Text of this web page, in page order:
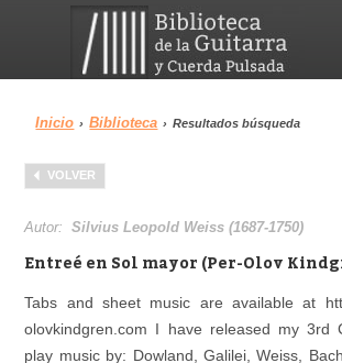
Menu
Biblioteca
Área personal
Inicio › Biblioteca › Resultados búsqueda
VOLVER
Autor:Silvius Leopold Weiss (1687-1750)
Entreé en Sol mayor (Per-Olov
Tabs and sheet music are available at
olovkindgren.com I have released my 3rd
play music by: Dowland, Galilei, Weiss,